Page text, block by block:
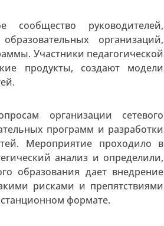
сообщество руководителей,
организаций,
Участники педагогической
продукты, создают модели
организации сетевого
программ и разработки
Мероприятие проходило в
анализ и определили,
образования дает внедрение
рисками и препятствиями
формате.